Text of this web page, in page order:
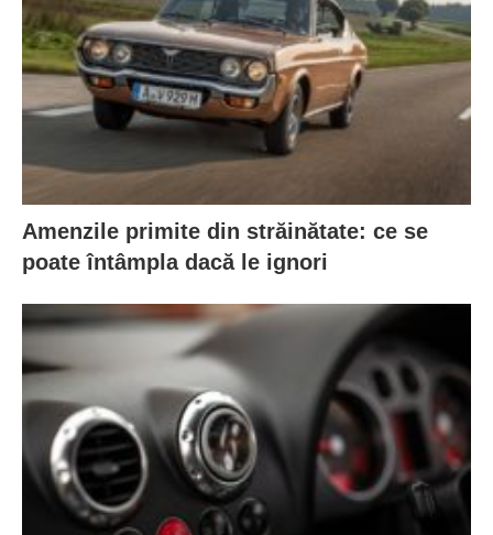
Amenzile primite din străinătate: ce se
poate întâmpla dacă le ignori